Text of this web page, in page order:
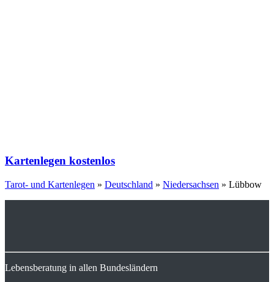
Kartenlegen kostenlos
Tarot- und Kartenlegen » Deutschland » Niedersachsen » Lübbow
Lebensberatung in allen Bundesländern